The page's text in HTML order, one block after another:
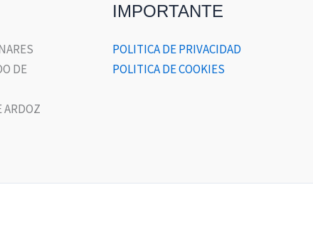
DE
ARDOZ
IMPORTANTE
POLITICA DE PRIVACIDAD
POLITICA DE COOKIES